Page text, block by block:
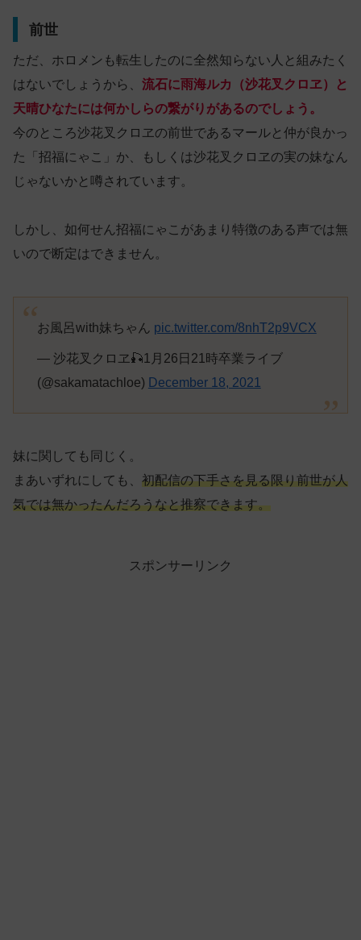
前世
ただ、ホロメンも転生したのに全然知らない人と組みたく
はないでしょうから、 流石に雨海ルカ（沙花叉クロヱ）と
天晴ひなたには何かしらの繋がりがあるのでしょう。
今のところ沙花叉クロヱの前世であるマールと仲が良かっ
た「招福にゃこ」か、もしくは沙花叉クロヱの実の妹なん
じゃないかと噂されています。
しかし、如何せん招福にゃこがあまり特徴のある声では無
いので断定はできません。
お風呂with妹ちゃん pic.twitter.com/8nhT2p9VCX
— 沙花叉クロヱ🎣1月26日21時卒業ライブ
(@sakamatachloe) December 18, 2021
妹に関しても同じく。
まあいずれにしても、 初配信の下手さを見る限り前世が人
気では無かったんだろうなと推察できます。
スポンサーリンク